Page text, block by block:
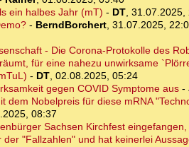
ein halbes Jahr (mT) - DT, 31.07.2025,
- BerndBorchert, 31.07.2025,
- Die Corona-Protokolle des
für eine nahezu unwirksame
- DT, 02.08.2025, 05:24
gegen COVID Symptome aus-
dem Nobelpreis für diese mRNA
08:37
Sachsen Kirchfest
"Fallzahlen" und hat keinerlei